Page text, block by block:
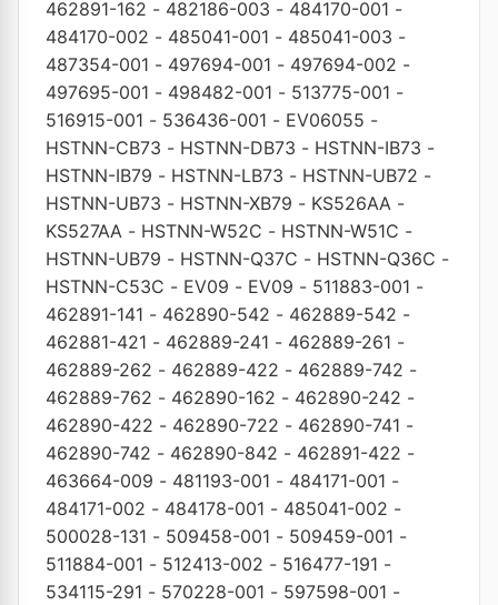
462891-162 - 482186-003 - 484170-001 -
484170-002 - 485041-001 - 485041-003 -
487354-001 - 497694-001 - 497694-002 -
497695-001 - 498482-001 - 513775-001 -
516915-001 - 536436-001 - EV06055 -
HSTNN-CB73 - HSTNN-DB73 - HSTNN-IB73 -
HSTNN-IB79 - HSTNN-LB73 - HSTNN-UB72 -
HSTNN-UB73 - HSTNN-XB79 - KS526AA -
KS527AA - HSTNN-W52C - HSTNN-W51C -
HSTNN-UB79 - HSTNN-Q37C - HSTNN-Q36C -
HSTNN-C53C - EV09 - EV09 - 511883-001 -
462891-141 - 462890-542 - 462889-542 -
462881-421 - 462889-241 - 462889-261 -
462889-262 - 462889-422 - 462889-742 -
462889-762 - 462890-162 - 462890-242 -
462890-422 - 462890-722 - 462890-741 -
462890-742 - 462890-842 - 462891-422 -
463664-009 - 481193-001 - 484171-001 -
484171-002 - 484178-001 - 485041-002 -
500028-131 - 509458-001 - 509459-001 -
511884-001 - 512413-002 - 516477-191 -
534115-291 - 570228-001 - 597598-001 -